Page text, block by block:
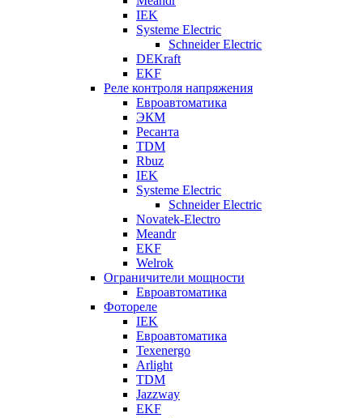
IEK
Systeme Electric
Schneider Electric
DEKraft
EKF
Реле контроля напряжения
Евроавтоматика
ЭКМ
Ресанта
TDM
Rbuz
IEK
Systeme Electric
Schneider Electric
Novatek-Electro
Meandr
EKF
Welrok
Ограничители мощности
Евроавтоматика
Фотореле
IEK
Евроавтоматика
Texenergo
Arlight
TDM
Jazzway
EKF